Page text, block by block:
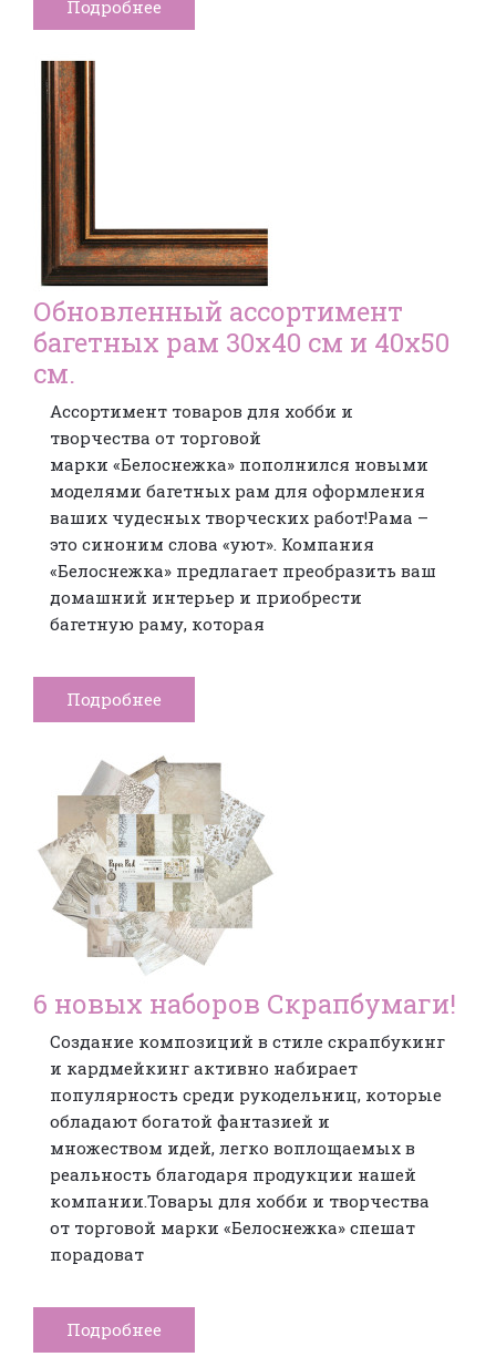
Подробнее
Обновленный ассортимент
багетных рам 30х40 см и 40х50
см.
Ассортимент товаров для хобби и
творчества от торговой
марки «Белоснежка» пополнился новыми
моделями багетных рам для оформления
ваших чудесных творческих работ!Рама –
это синоним слова «уют». Компания
«Белоснежка» предлагает преобразить ваш
домашний интерьер и приобрести
багетную раму, которая
Подробнее
6 новых наборов Скрапбумаги!
Создание композиций в стиле скрапбукинг
и кардмейкинг активно набирает
популярность среди рукодельниц, которые
обладают богатой фантазией и
множеством идей, легко воплощаемых в
реальность благодаря продукции нашей
компании.Товары для хобби и творчества
от торговой марки «Белоснежка» спешат
порадоват
Подробнее